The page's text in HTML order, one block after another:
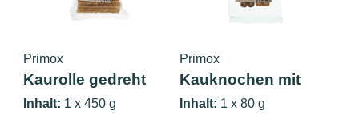
Primox
Kaurolle gedreht
natur 7-8c...
Inhalt: 1 x 450 g
Primox
Kauknochen mit
Pansenfüllun...
Inhalt: 1 x 80 g